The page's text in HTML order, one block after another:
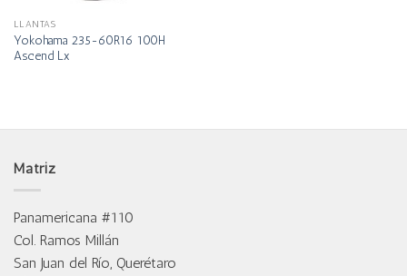
LLANTAS
Yokohama 235-60R16 100H
Ascend Lx
Matriz
Panamericana #110
Col. Ramos Millán
San Juan del Río, Querétaro